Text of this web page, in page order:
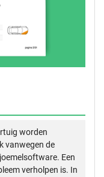
worden
vanwegen de
Een
verholpen is. In